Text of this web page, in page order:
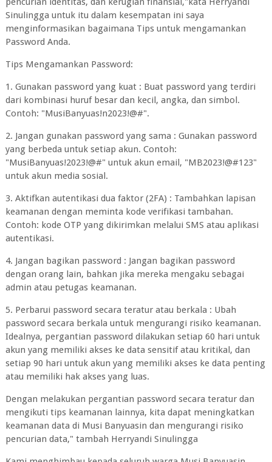
Sinulingga untuk itu dalam kesempatan ini saya
menginformasikan bagaimana Tips untuk mengamankan
Password Anda.
Tips Mengamankan Password:
1. Gunakan password yang kuat : Buat password yang terdiri
dari kombinasi huruf besar dan kecil, angka, dan simbol.
Contoh: "MusiBanyuas!n2023!@#".
2. Jangan gunakan password yang sama : Gunakan password
yang berbeda untuk setiap akun. Contoh:
"MusiBanyuas!2023!@#" untuk akun email, "MB2023!@#123"
untuk akun media sosial.
3. Aktifkan autentikasi dua faktor (2FA) : Tambahkan lapisan
keamanan dengan meminta kode verifikasi tambahan.
Contoh: kode OTP yang dikirimkan melalui SMS atau aplikasi
autentikasi.
4. Jangan bagikan password : Jangan bagikan password
dengan orang lain, bahkan jika mereka mengaku sebagai
admin atau petugas keamanan.
5. Perbarui password secara teratur atau berkala : Ubah
password secara berkala untuk mengurangi risiko keamanan.
Idealnya, pergantian password dilakukan setiap 60 hari untuk
akun yang memiliki akses ke data sensitif atau kritikal, dan
setiap 90 hari untuk akun yang memiliki akses ke data penting
atau memiliki hak akses yang luas.
Dengan melakukan pergantian password secara teratur dan
mengikuti tips keamanan lainnya, kita dapat meningkatkan
keamanan data di Musi Banyuasin dan mengurangi risiko
pencurian data," tambah Herryandi Sinulingga